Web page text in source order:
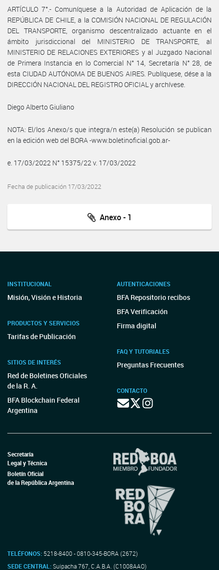
ARTÍCULO 7°.- Comuníquese a la Autoridad de Aplicación de la
REPÚBLICA DE CHILE, a la COMISIÓN NACIONAL DE REGULACIÓN
DEL TRANSPORTE, organismo descentralizado actuante en el
ámbito jurisdiccional del MINISTERIO DE TRANSPORTE, al
MINISTERIO DE RELACIONES EXTERIORES y al Juzgado Nacional
de Primera Instancia en lo Comercial N° 14, Secretaría N° 28, de
esta CIUDAD AUTÓNOMA DE BUENOS AIRES. Publíquese, dése a la
DIRECCIÓN NACIONAL DEL REGISTRO OFICIAL y archívese.
Diego Alberto Giuliano
NOTA: El/los Anexo/s que integra/n este(a) Resolución se publican
en la edición web del BORA -www.boletinoficial.gob.ar-
e. 17/03/2022 N° 15375/22 v. 17/03/2022
Fecha de publicación 17/03/2022
Anexo - 1
INSTITUCIONAL
Misión, Visión e Historia
PRODUCTOS Y SERVICIOS
Tarifas de Publicación
SITIOS DE INTERÉS
Red de Boletines Oficiales
de la R. A.
BFA Blockchain Federal
Argentina
AUTENTICACIONES
BFA Repositorio recibos
BFA Verificación
Firma digital
FAQ Y TUTORIALES
Preguntas Frecuentes
CONTACTO
Secretaría
Legal y Técnica
Boletín Oficial
de la República Argentina
TELÉFONOS: 5218-8400 - 0810-345-BORA (2672)
SEDE CENTRAL:Suipacha 767, C.A.B.A. (C1008AAO)